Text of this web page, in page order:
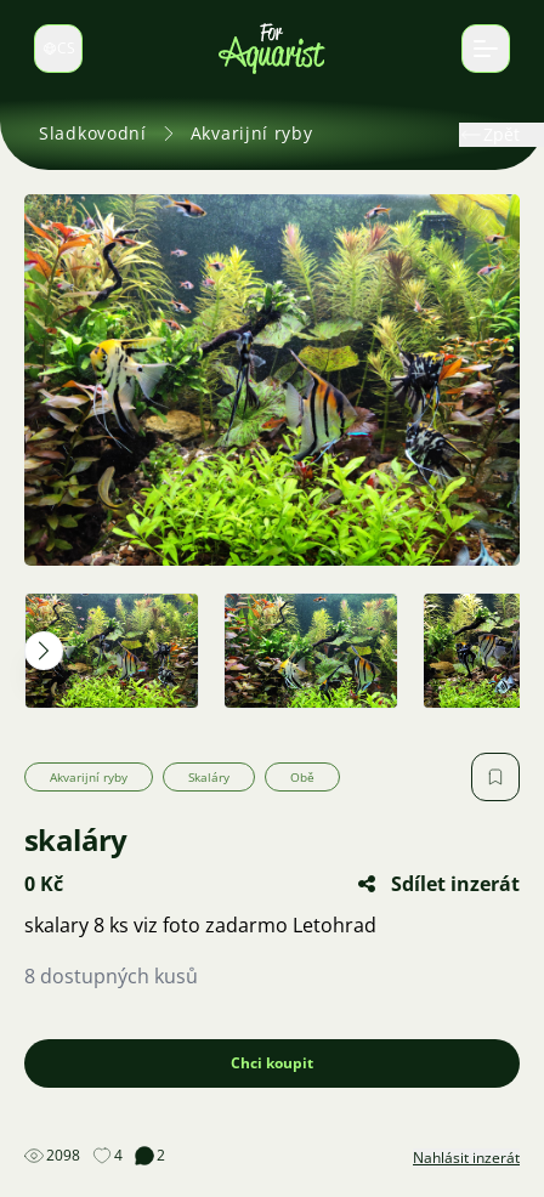
Select language
Sladkovodní Akvarijní ryby
Akvarijní ryby Skaláry Obě
skaláry
0 Kč
Sdílet inzerát
skalary 8 ks viz foto zadarmo Letohrad
8 dostupných kusů
Chci koupit
2098 4 2 Nahlásit inzerát